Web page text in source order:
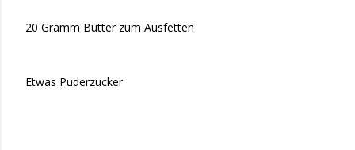
20 Gramm Butter zum Ausfetten
Etwas Puderzucker